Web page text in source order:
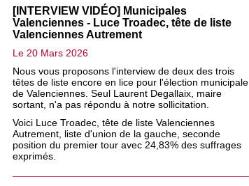
[INTERVIEW VIDÉO] Municipales
Valenciennes - Luce Troadec, tête de liste
Valenciennes Autrement
Le 20 Mars 2026
Nous vous proposons l'interview de deux des trois
têtes de liste encore en lice pour l'élection municipale
de Valenciennes. Seul Laurent Degallaix, maire
sortant, n'a pas répondu à notre sollicitation.
Voici Luce Troadec, tête de liste Valenciennes
Autrement, liste d'union de la gauche, seconde
position du premier tour avec 24,83% des suffrages
exprimés.